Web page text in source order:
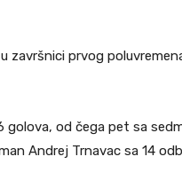
završnici prvog
golova, od čega pet sa
Andrej Trnavac sa 14